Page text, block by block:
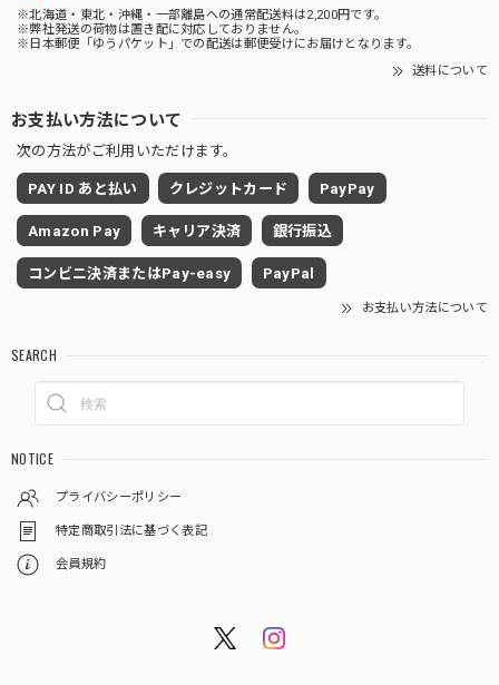
※北海道・東北・沖縄・一部離島への通常配送料は2,200円です。
※弊社発送の荷物は置き配に対応しておりません。
※日本郵便「ゆうパケット」での配送は郵便受けにお届けとなります。
送料について
お支払い方法について
次の方法がご利用いただけます。
PAY ID あと払い クレジットカード PayPay
Amazon Pay キャリア決済 銀行振込
コンビニ決済またはPay-easy PayPal
お支払い方法について
SEARCH
NOTICE
プライバシーポリシー
特定商取引法に基づく表記
会員規約